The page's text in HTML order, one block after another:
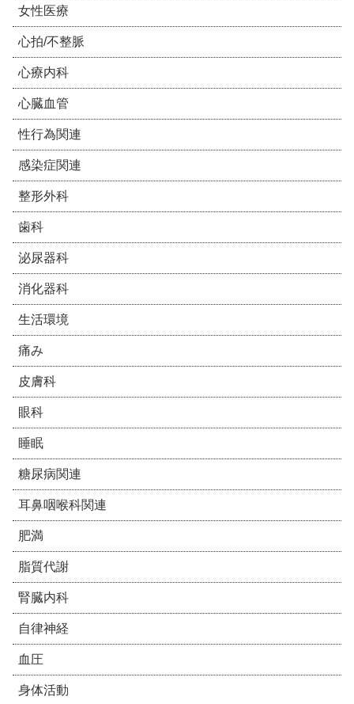
女性医療
心拍/不整脈
心療内科
心臓血管
性行為関連
感染症関連
整形外科
歯科
泌尿器科
消化器科
生活環境
痛み
皮膚科
眼科
睡眠
糖尿病関連
耳鼻咽喉科関連
肥満
脂質代謝
腎臓内科
自律神経
血圧
身体活動